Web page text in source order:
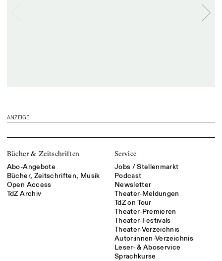
ANZEIGE
Bücher & Zeitschriften
Abo-Angebote
Bücher, Zeitschriften, Musik
Open Access
TdZ Archiv
Service
Jobs / Stellenmarkt
Podcast
Newsletter
Theater-Meldungen
TdZ on Tour
Theater-Premieren
Theater-Festivals
Theater-Verzeichnis
Autor:innen-Verzeichnis
Leser- & Aboservice
Sprachkurse